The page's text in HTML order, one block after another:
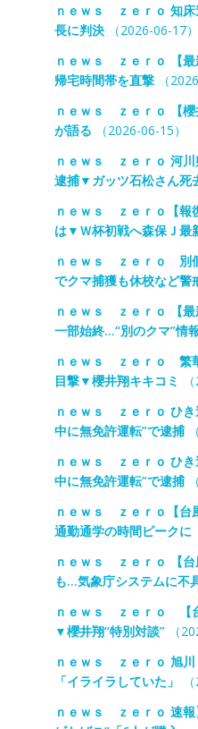
ｎｅｗｓ ｚｅｒｏ 知床
長に判決（2026-06-17）
ｎｅｗｓ ｚｅｒｏ 【
帰宅時間帯を直撃（
ｎｅｗｓ ｚｅｒｏ 【櫻
が語る （2026-06-15）
ｎｅｗｓ ｚｅｒｏ 河
逮捕▼ガッツ石松さん死
ｎｅｗｓ ｚｅｒｏ【報
は▼Ｗ杯初戦へ森保Ｊ最
ｎｅｗｓ ｚｅｒｏ 別
でクマ捕獲も休校など警
ｎｅｗｓ ｚｅｒｏ 【最
一部始終…“別のクマ”情
ｎｅｗｓ ｚｅｒｏ 繁
目撃▼櫻井翔キキコミ
ｎｅｗｓ ｚｅｒｏ ひき
中に無免許運転”で逮捕
ｎｅｗｓ ｚｅｒｏ ひき
中に無免許運転”で逮捕
ｎｅｗｓ ｚｅｒｏ【台
通勤通学の時間ピークに
ｎｅｗｓ ｚｅｒｏ 【
も…気象庁システムに不
ｎｅｗｓ ｚｅｒｏ 【
▼櫻井翔“特別対談”（
ｎｅｗｓ ｚｅｒｏ 旭
「イライラしていた」
ｎｅｗｓ ｚｅｒｏ 速報